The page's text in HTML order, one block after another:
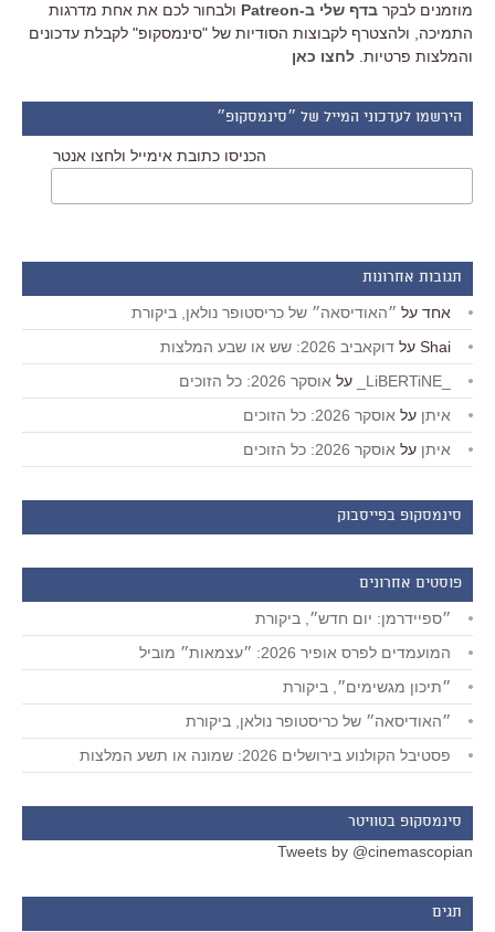
מוזמנים לבקר בדף שלי ב-Patreon
ולבחור לכם את אחת מדרגות
התמיכה, ולהצטרף לקבוצות הסודיות של "סינמסקופ" לקבלת עדכונים
והמלצות פרטיות. לחצו כאן
הירשמו לעדכוני המייל של ״סינמסקופ״
הכניסו כתובת אימייל ולחצו אנטר
תגובות אחרונות
אחד על ״האודיסאה״ של כריסטופר נולאן, ביקורת
Shai על דוקאביב 2026: שש או שבע המלצות
על אוסקר 2026: כל הזוכים
איתן על אוסקר 2026: כל הזוכים
איתן על אוסקר 2026: כל הזוכים
סינמסקופ בפייסבוק
פוסטים אחרונים
״ספיידרמן: יום חדש״, ביקורת
המועמדים לפרס אופיר 2026: ״עצמאות״ מוביל
״תיכון מגשימים״, ביקורת
״האודיסאה״ של כריסטופר נולאן, ביקורת
פסטיבל הקולנוע בירושלים 2026: שמונה או תשע המלצות
סינמסקופ בטוויטר
Tweets by @cinemascopian
תגים